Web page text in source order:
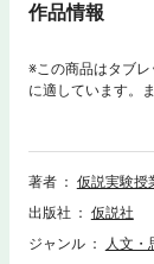
作品情報
※この商品はタブ
に適しています。
ト、検索、辞書の
然・社会）教育」
を目指す研究誌。
書案，完成した授
（小原茂巳）／私
月食〉（林秀明）
著者
仮説実験授
出版社
仮説社
ジャンル
人文・